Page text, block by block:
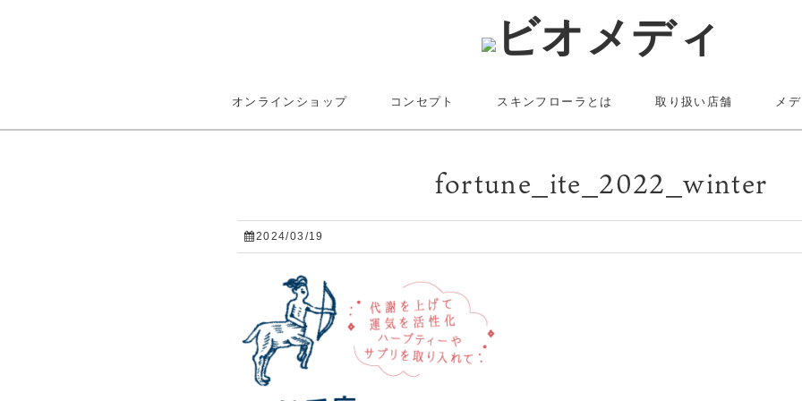
オンラインショップ コンセプト スキンフローラとは 取り扱い店舗 メ
fortune_ite_2022_winter
2024/03/19